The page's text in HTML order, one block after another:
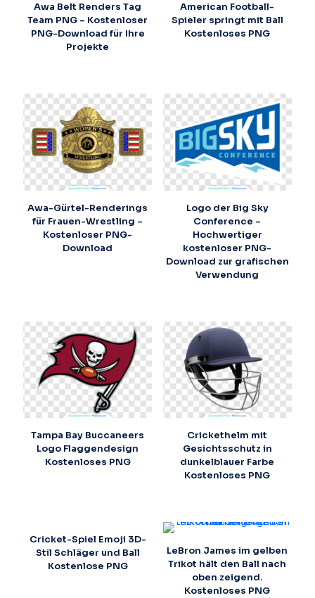
Awa Belt Renders Tag
Team PNG – Kostenloser
PNG-Download für Ihre
Projekte
American Football-
Spieler springt mit Ball
Kostenloses PNG
Awa-Gürtel-Renderings
für Frauen-Wrestling –
Kostenloser PNG-
Download
Logo der Big Sky
Conference –
Hochwertiger
kostenloser PNG-
Download zur grafischen
Verwendung
Tampa Bay Buccaneers
Logo Flaggendesign
Kostenloses PNG
Crickethelm mit
Gesichtsschutz in
dunkelblauer Farbe
Kostenloses PNG
Cricket-Spiel Emoji 3D-
Stil Schläger und Ball
Kostenlose PNG
LeBron James im gelben
Trikot hält den Ball nach
oben zeigend.
Kostenloses PNG